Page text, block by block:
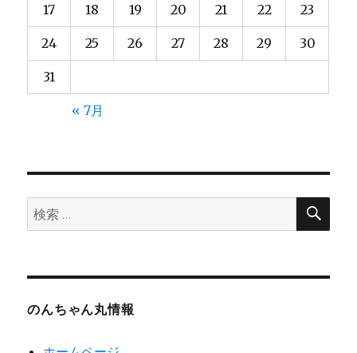
17 18 19 20 21 22 23
24 25 26 27 28 29 30
31
« 7月
検
索:
検
のんちゃん丸情報